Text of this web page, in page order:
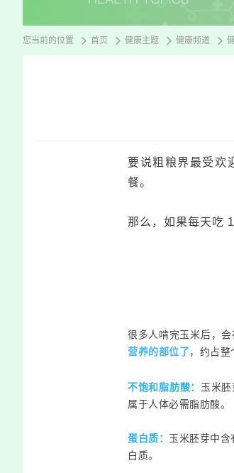
您当前的位置 首页 健康主题 健康频道
要说粗粮界最受欢
餐。
那么，如果每天吃
很多人啃完玉米后，
营养的部位了，约占整
不饱和脂肪酸： 玉米
属于人体必需脂肪酸。
蛋白质： 玉米胚芽中含
白质。